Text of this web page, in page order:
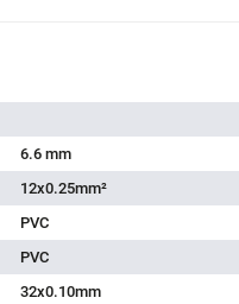
6.6 mm
12x0.25mm²
PVC
PVC
32x0.10mm